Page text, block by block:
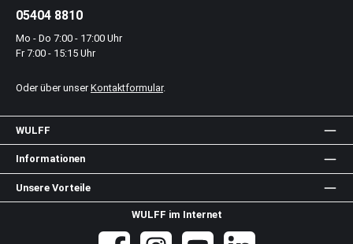
05404 8810
Mo - Do 7:00 - 17:00 Uhr
Fr 7:00 - 15:15 Uhr
Oder über unser Kontaktformular.
WULFF
Informationen
Unsere Vorteile
WULFF im Internet